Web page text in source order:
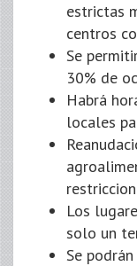
estrictas
centros
Se
30% de
Habrá
locales
Los
solo un
Se